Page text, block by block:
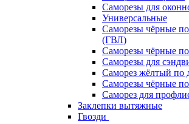
Саморезы для
Универсальные
Саморезы чёрные
(ГВЛ)
Саморезы чёрные
Саморезы для
Саморез жёлтый по
Саморезы чёрные
Саморез для
Заклепки вытяжные
Гвозди